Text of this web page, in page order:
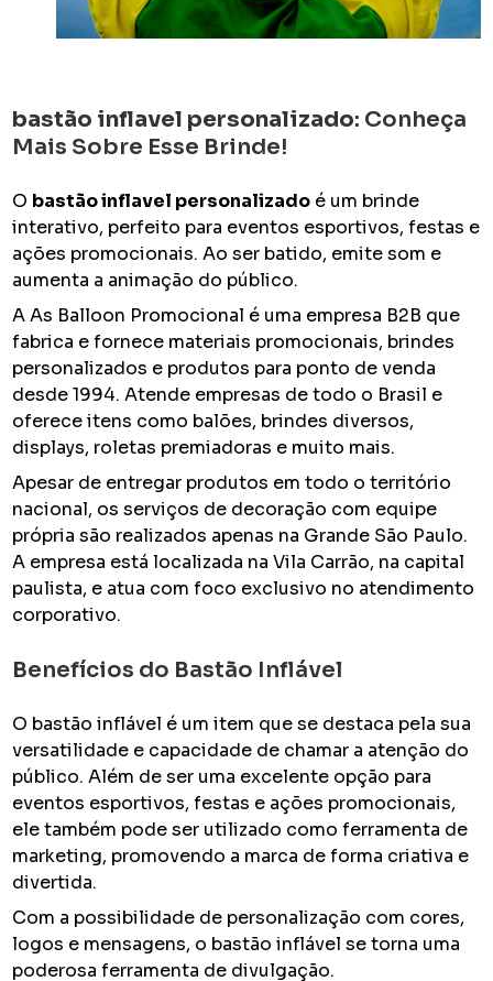
bastão inflavel personalizado: Conheça
Mais Sobre Esse Brinde!
O bastão inflavel personalizado é um brinde
interativo, perfeito para eventos esportivos, festas e
ações promocionais. Ao ser batido, emite som e
aumenta a animação do público.
A As Balloon Promocional é uma empresa B2B que
fabrica e fornece materiais promocionais, brindes
personalizados e produtos para ponto de venda
desde 1994. Atende empresas de todo o Brasil e
oferece itens como balões, brindes diversos,
displays, roletas premiadoras e muito mais.
Apesar de entregar produtos em todo o território
nacional, os serviços de decoração com equipe
própria são realizados apenas na Grande São Paulo.
A empresa está localizada na Vila Carrão, na capital
paulista, e atua com foco exclusivo no atendimento
corporativo.
Benefícios do Bastão Inflável
O bastão inflável é um item que se destaca pela sua
versatilidade e capacidade de chamar a atenção do
público. Além de ser uma excelente opção para
eventos esportivos, festas e ações promocionais,
ele também pode ser utilizado como ferramenta de
marketing, promovendo a marca de forma criativa e
divertida.
Com a possibilidade de personalização com cores,
logos e mensagens, o bastão inflável se torna uma
poderosa ferramenta de divulgação.